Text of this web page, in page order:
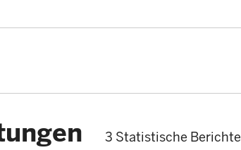
3 Statistische Berichte